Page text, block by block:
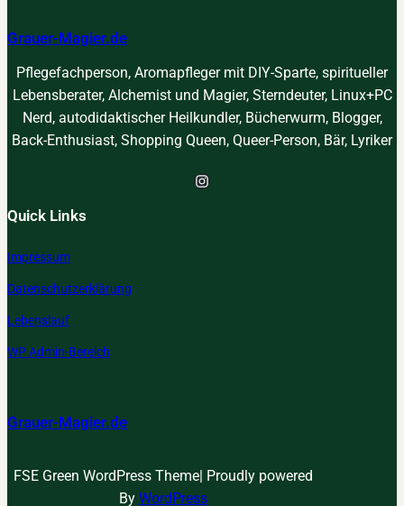
Grauer-Magier.de
Pflegefachperson, Aromapfleger mit DIY-Sparte, spiritueller
Lebensberater, Alchemist und Magier, Sterndeuter, Linux+PC
Nerd, autodidaktischer Heilkundler, Bücherwurm, Blogger,
Back-Enthusiast, Shopping Queen, Queer-Person, Bär, Lyriker
Instagram
Quick Links
Impressum
Datenschutzerklärung
Lebenslauf
WP Admin-Bereich
Grauer-Magier.de
FSE Green WordPress Theme| Proudly powered
By WordPress